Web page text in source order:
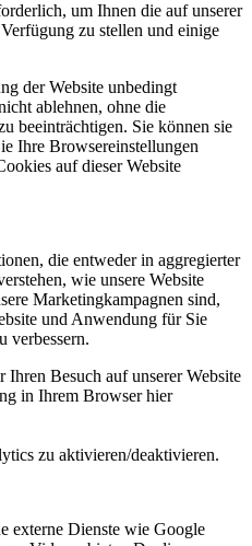
um Ihnen die auf unserer
zu stellen und einige
der Website unbedingt
ablehnen, ohne die
beeinträchtigen. Sie können sie
Ihre Browsereinstellungen
auf dieser Website
die entweder in aggregierter
wie unsere Website
Marketingkampagnen sind,
und Anwendung für Sie
verbessern.
Besuch auf unserer Website
in Ihrem Browser hier
zu aktivieren/deaktivieren.
externe Dienste wie Google